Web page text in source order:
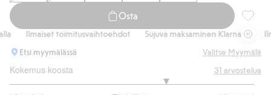
Osta
Ilmaiset toimitusvaihtoehdot Sujuva maksaminen Klarnalla
Etsi myymälässä
Valitse Myymälä
Kokemus koosta 31 arvostelua